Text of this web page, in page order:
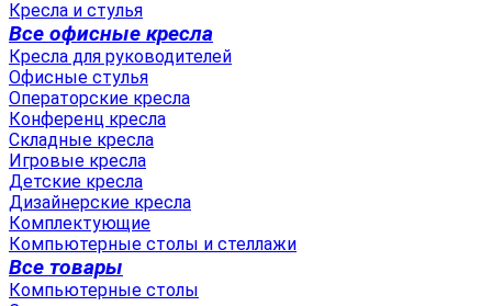
Кресла и стулья
Все офисные кресла
Кресла для руководителей
Офисные стулья
Операторские кресла
Конференц кресла
Складные кресла
Игровые кресла
Детские кресла
Дизайнерские кресла
Комплектующие
Компьютерные столы и стеллажи
Все товары
Компьютерные столы